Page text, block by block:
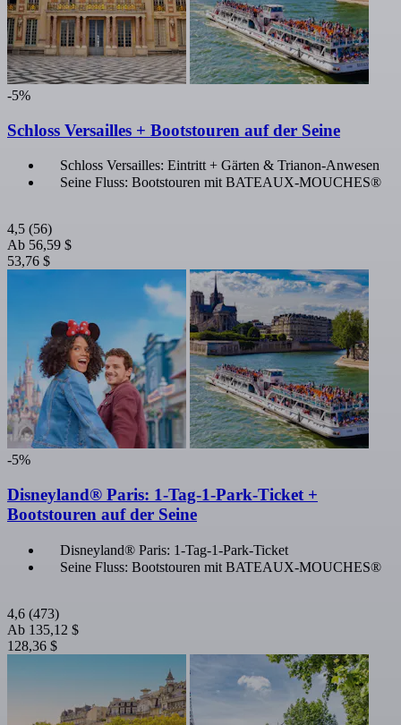
-5%
Schloss Versailles + Bootstouren auf der Seine
Schloss Versailles: Eintritt + Gärten & Trianon-Anwesen
Seine Fluss: Bootstouren mit BATEAUX-MOUCHES®
4,5 (56)
Ab 56,59 $
53,76 $
-5%
Disneyland® Paris: 1-Tag-1-Park-Ticket +
Bootstouren auf der Seine
Disneyland® Paris: 1-Tag-1-Park-Ticket
Seine Fluss: Bootstouren mit BATEAUX-MOUCHES®
4,6 (473)
Ab 135,12 $
128,36 $